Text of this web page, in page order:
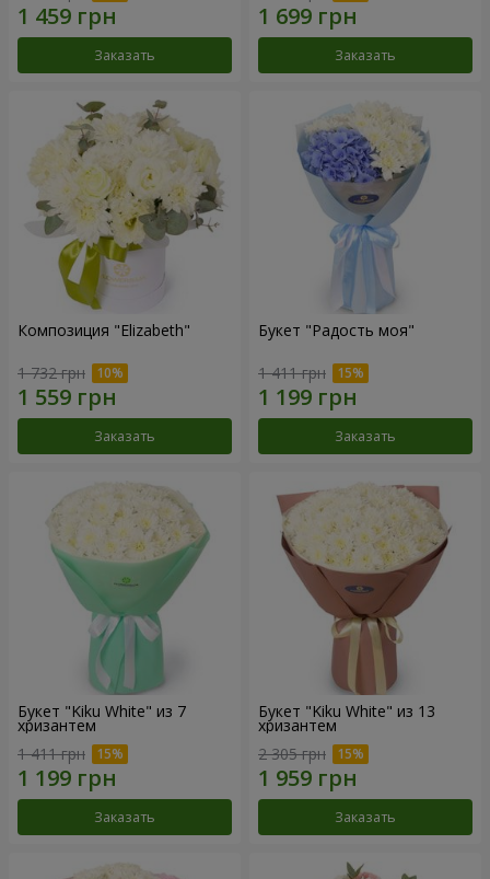
Заказать Заказать
Композиция "Elizabeth"
1 732 грн
Заказать
Букет "Радость моя"
1 411 грн
Заказать
Букет "Kiku White" из 7
хризантем
1 411 грн
Заказать
Букет "Kiku White" из 13
хризантем
2 305 грн
Заказать